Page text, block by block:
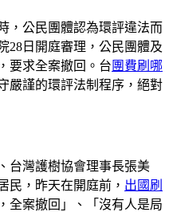
，公民團體認為環評違法而
28日開庭審理，公民團體及
要求全案撤回。台 團費刷哪
嚴謹的環評法制程序，絕對
台灣護樹協會理事長張美
民，昨天在開庭前， 出國刷
全案撤回」、「沒有人是局